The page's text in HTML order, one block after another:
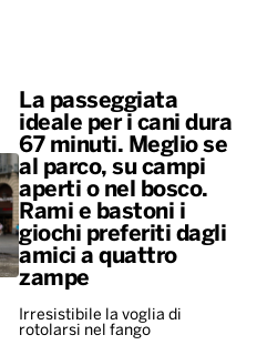
La passeggiata
ideale per i cani dura
67 minuti. Meglio se
al parco, su campi
aperti o nel bosco.
Rami e bastoni i
giochi preferiti dagli
amici a quattro
zampe
Irresistibile la voglia di
rotolarsi nel fango